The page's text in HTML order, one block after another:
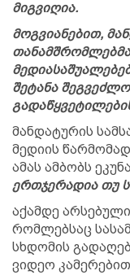
მიგვიღია.
მოგვიანებით,
შეტანა
მანდატურის
მედიის
ამას ამბობს
ერთჯერადია თუ
აქამდე
რომლებსაც
სხდომის
ვიდეო